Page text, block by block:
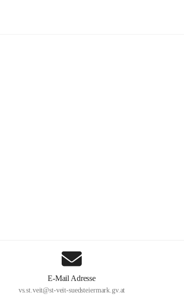
E-Mail Adresse
vs.st.veit@st-veit-suedsteiermark.gv.at